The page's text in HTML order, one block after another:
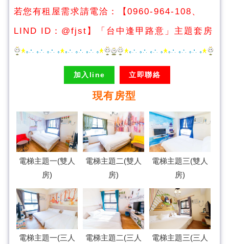
若您有租屋需求請電洽：【0960-964-108、
LIND ID： @fjst 】 「台中逢甲路意」主題套房
加入line 立即聯絡
現有房型
電梯主題一(雙人
房)
電梯主題二(雙人
房)
電梯主題三(雙人
房)
電梯主題一(三人 電梯主題二(三人 電梯主題三(三人